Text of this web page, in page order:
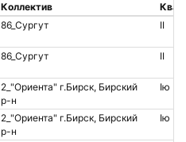
Коллектив
Квал.
86_Сургут II
86_Сургут II
2_"Ориента" г.Бирск, Бирский
р-н
Iю
2_"Ориента" г.Бирск, Бирский
р-н
Iю